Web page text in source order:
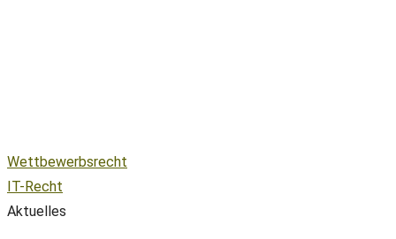
Wettbewerbsrecht
IT-Recht
Aktuelles